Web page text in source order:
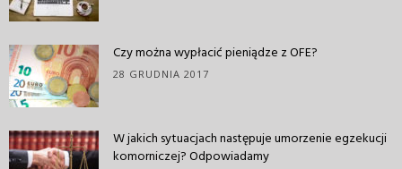
Czy można wypłacić pieniądze z OFE?
28 GRUDNIA 2017
W jakich sytuacjach następuje umorzenie egzekucji
komorniczej? Odpowiadamy